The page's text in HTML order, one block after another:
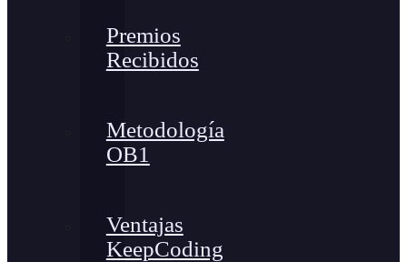
Premios
Recibidos
Metodología
OB1
Ventajas
KeepCoding